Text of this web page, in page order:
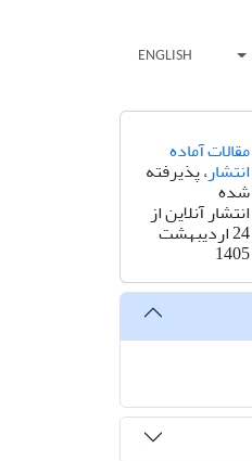
ENGLISH
مقالات آماده
انتشار، پذیرفته
شده
انتشار آنلاین از
24 اردیبهشت
1405